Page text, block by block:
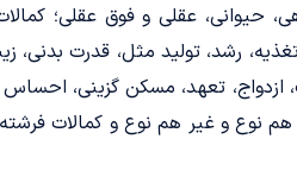
حیوانی، عقلی و فوق عقلی؛
رشد، تولید مثل، قدرت بدنی،
تعهد، مسکن­ گزینی،
هم ­نوع و غیر هم­ نوع و کمالات